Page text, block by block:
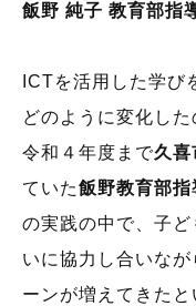
飯野 純子 教育部指
ICTを活用した学び
どのように変化した
令和４年度まで久喜
ていた飯野教育部指
の実践の中で、子
いに協力し合いな
ーンが増えてきたと